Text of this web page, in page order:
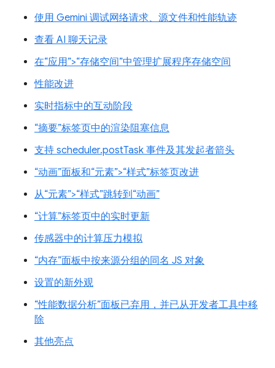
使用 Gemini 调试网络请求、源文件和性能轨迹
查看 AI 聊天记录
在“应用”>“存储空间”中管理扩展程序存储空间
性能改进
实时指标中的互动阶段
“摘要”标签页中的渲染阻塞信息
支持 scheduler.postTask 事件及其发起者箭头
“动画”面板和“元素”>“样式”标签页改进
从“元素”>“样式”跳转到“动画”
“计算”标签页中的实时更新
传感器中的计算压力模拟
“内存”面板中按来源分组的同名 JS 对象
设置的新外观
“性能数据分析”面板已弃用，并已从开发者工具中移
除
其他亮点